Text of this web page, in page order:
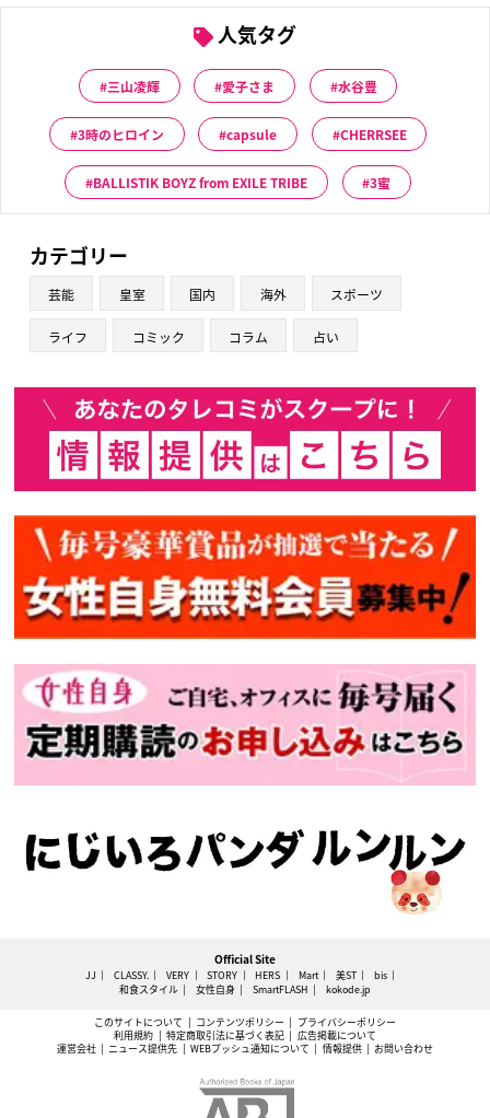
人気タグ
三山凌輝 愛子さま 水谷豊
3時のヒロイン capsule CHERRSEE
BALLISTIK BOYZ from EXILE TRIBE 3蜜
カテゴリー
芸能 皇室 国内 海外 スポーツ
ライフ コミック コラム 占い
Official Site
JJ CLASSY. VERY STORY HERS Mart 美ST
bis
和食スタイル
女性自身 SmartFLASH kokode.jp
このサイトについて コンテンツポリシー
プライバシーポリシー
利用規約
特定商取引法に基づく表記
広告掲載について
運営会社
ニュース提供先 WEBプッシュ通知について 情報提供 お問い合わせ